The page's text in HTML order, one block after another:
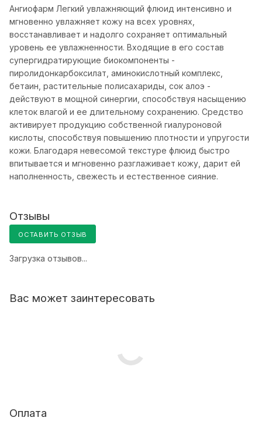
Ангиофарм Легкий увлажняющий флюид интенсивно и
мгновенно увлажняет кожу на всех уровнях,
восстанавливает и надолго сохраняет оптимальный
уровень ее увлажненности. Входящие в его состав
супергидратирующие биокомпоненты -
пиролидонкарбоксилат, аминокислотный комплекс,
бетаин, растительные полисахариды, сок алоэ -
действуют в мощной синергии, способствуя насыщению
клеток влагой и ее длительному сохранению. Средство
активирует продукцию собственной гиалуроновой
кислоты, способствуя повышению плотности и упругости
кожи. Благодаря невесомой текстуре флюид быстро
впитывается и мгновенно разглаживает кожу, дарит ей
наполненность, свежесть и естественное сияние.
Отзывы
ОСТАВИТЬ ОТЗЫВ
Загрузка отзывов...
Вас может заинтересовать
Оплата